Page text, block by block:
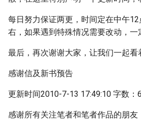
每日努力保证两更，时间定在中午
右，如果遇到特殊情况需要改动，一
最后，再次谢谢大家，让我们一起看
感谢信及新书预告
更新时间2010-7-13 17:49:10 字数：
感谢所有关注笔者和笔者作品的朋友